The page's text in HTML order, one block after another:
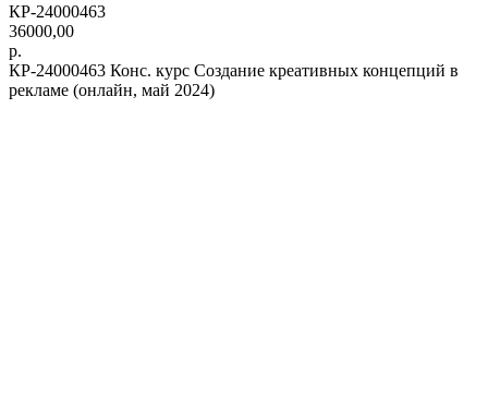
КР-24000463
36000,00
р.
КР-24000463 Конс. курс Создание креативных концепций в
рекламе (онлайн, май 2024)